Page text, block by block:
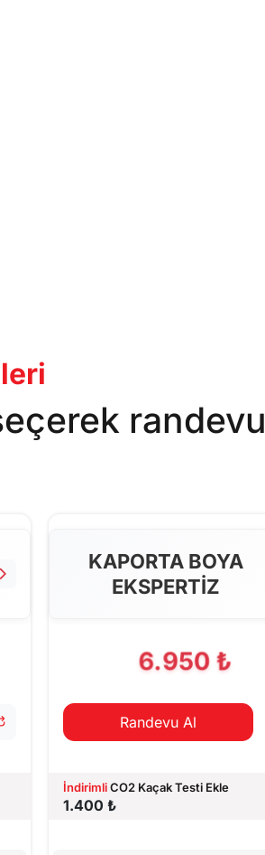
randevu
KAPORTA BOYA
EKSPERTİZ
6.950 ₺
Randevu Al
İndirimliCO2 Kaçak Testi Ekle
1.400 ₺